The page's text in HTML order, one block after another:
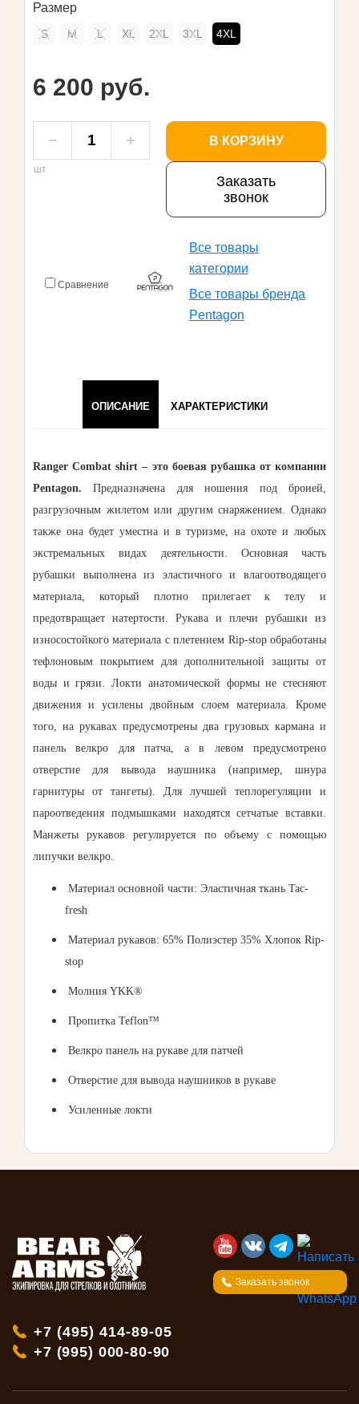
Размер
S M L XL 2XL 3XL 4XL
6 200 руб.
шт
В КОРЗИНУ
Заказать
звонок
Сравнение
Все товары
категории
Все товары бренда
Pentagon
ОПИСАНИЕ ХАРАКТЕРИСТИКИ
Ranger Combat shirt – это боевая рубашка от компании
Pentagon. Предназначена для ношения под броней,
разгрузочным жилетом или другим снаряжением. Однако
также она будет уместна и в туризме, на охоте и любых
экстремальных видах деятельности. Основная часть
рубашки выполнена из эластичного и влагоотводящего
материала, который плотно прилегает к телу и
предотвращает натертости. Рукава и плечи рубашки из
износостойкого материала с плетением Rip-stop обработаны
тефлоновым покрытием для дополнительной защиты от
воды и грязи. Локти анатомической формы не стесняют
движения и усилены двойным слоем материала. Кроме
того, на рукавах предусмотрены два грузовых кармана и
панель велкро для патча, а в левом предусмотрено
отверстие для вывода наушника (например, шнура
гарнитуры от тангеты). Для лучшей теплорегуляции и
пароотведения подмышками находятся сетчатые вставки.
Манжеты рукавов регулируется по объему с помощью
липучки велкро.
Материал основной части: Эластичная ткань Tac-
fresh
Материал рукавов: 65% Полиэстер 35% Хлопок Rip-
stop
Молния YKK®
Пропитка Teflon™
Велкро панель на рукаве для патчей
Отверстие для вывода наушников в рукаве
Усиленные локти
Заказать звонок
+7 (495) 414-89-05
+7 (995) 000-80-90